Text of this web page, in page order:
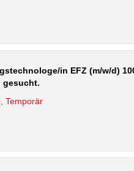
in EFZ (m/w/d)
gesucht.
Temporär